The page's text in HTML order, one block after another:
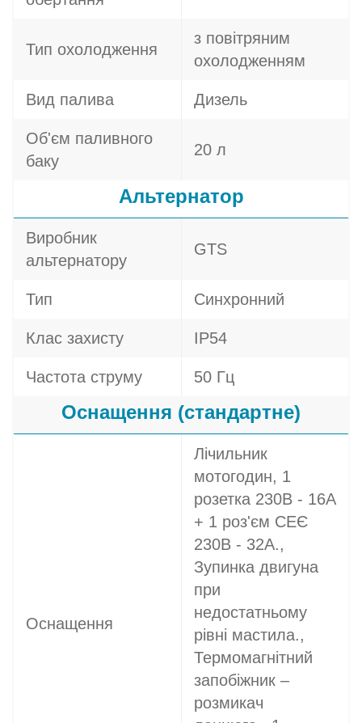
Тип охолодження
з повітряним
охолодженням
Вид палива Дизель
Об'єм паливного
баку
20 л
Альтернатор
Виробник
альтернатору
GTS
Тип Синхронний
Клас захисту IP54
Частота струму 50 Гц
Оснащення (стандартне)
Оснащення
Лічильник
мотогодин, 1
розетка 230В - 16A
+ 1 роз'єм СЕЄ
230В - 32A.,
Зупинка двигуна
при
недостатньому
рівні мастила.,
Термомагнітний
запобіжник –
розмикач